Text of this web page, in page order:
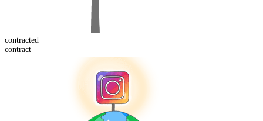
contracted
contract